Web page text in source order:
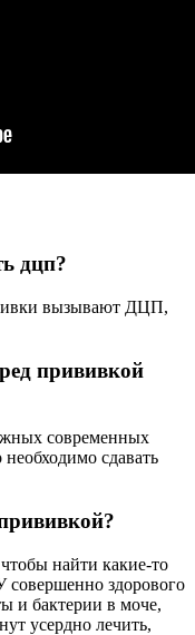
дцп?
вызывают ДЦП,
прививкой
современных
сдавать
найти какие-то
здорового
и бактерии в моче,
усердно лечить,